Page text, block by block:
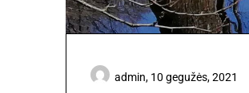
admin, 10 gegužės, 2021